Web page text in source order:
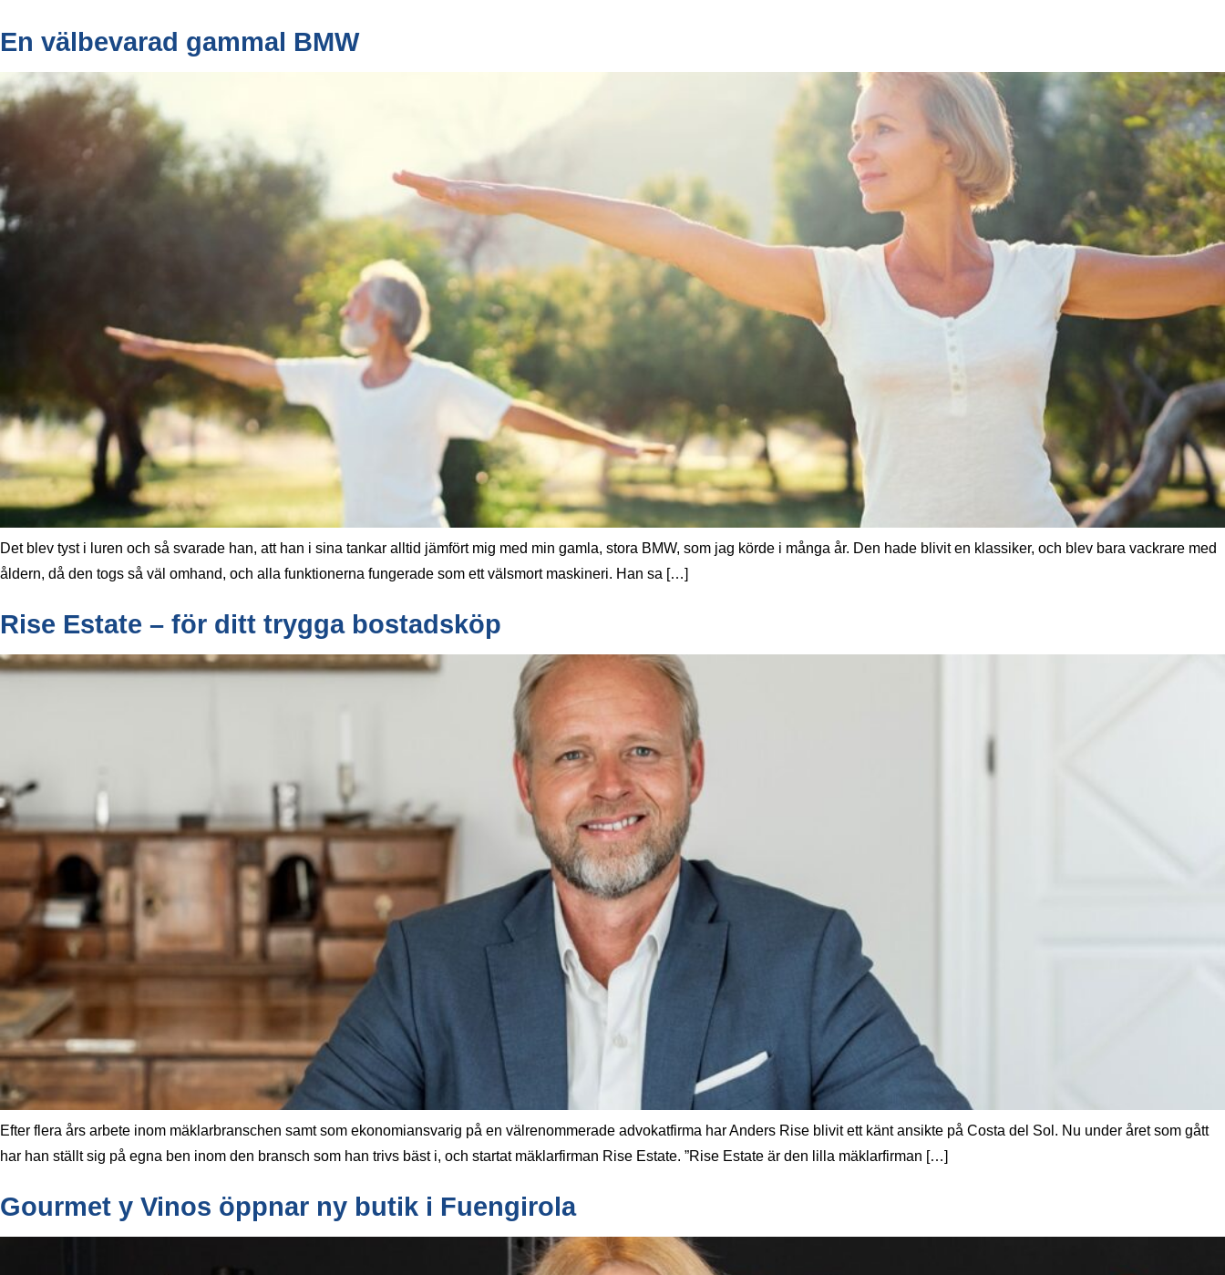
En välbevarad gammal BMW
Det blev tyst i luren och så svarade han, att han i sina tankar alltid jämfört mig med min gamla, stora BMW, som jag körde i många år. Den hade blivit en klassiker, och blev bara vackrare med
åldern, då den togs så väl omhand, och alla funktionerna fungerade som ett välsmort maskineri. Han sa […]
Rise Estate – för ditt trygga bostadsköp
Efter flera års arbete inom mäklarbranschen samt som ekonomiansvarig på en välrenommerade advokatfirma har Anders Rise blivit ett känt ansikte på Costa del Sol. Nu under året som gått
har han ställt sig på egna ben inom den bransch som han trivs bäst i, och startat mäklarfirman Rise Estate. ”Rise Estate är den lilla mäklarfirman […]
Gourmet y Vinos öppnar ny butik i Fuengirola